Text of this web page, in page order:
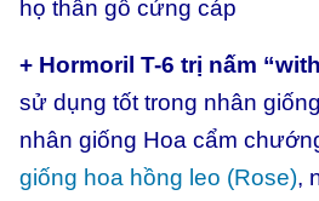
họ thân gỗ cứng cáp
+ Hormoril T-6 trị nấm
sử dụng tốt trong nhân
nhân giống Hoa cẩm
giống hoa hồng leo (Rose),